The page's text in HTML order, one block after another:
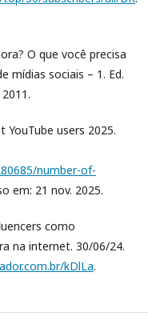
O que você precisa
mídias sociais – 1. Ed.
users 2025.
number-of-
em: 21 nov. 2025.
como
na internet. 30/06/24.
kDlLa.